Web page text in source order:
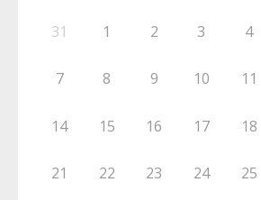
31 1 2 3 4
7 8 9 10 11
14 15 16 17 18
21 22 23 24 25